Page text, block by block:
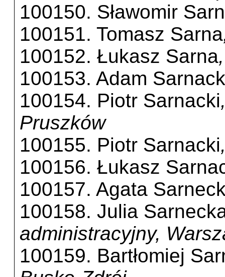
100150. Sławomir
100151. Tomasz Sarna
100152. Łukasz Sarna
100153. Adam
100154. Piotr Sarnacki
Pruszków
100155. Piotr Sarnacki
100156. Łukasz
100157. Agata
100158. Julia
administracyjny,
100159. Bartłomiej